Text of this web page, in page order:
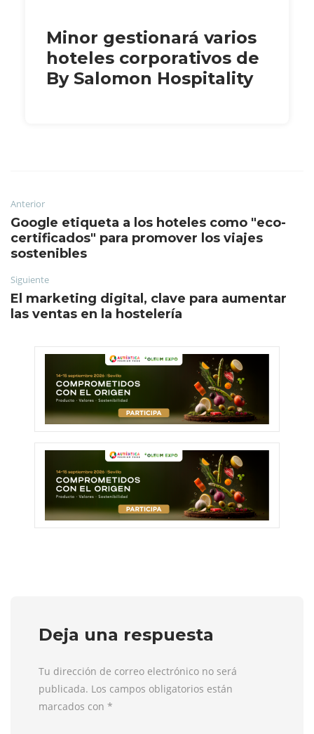
Minor gestionará varios
hoteles corporativos de
By Salomon Hospitality
Anterior
Google etiqueta a los hoteles como "eco-
certificados" para promover los viajes
sostenibles
Siguiente
El marketing digital, clave para aumentar
las ventas en la hostelería
Deja una respuesta
Tu dirección de correo electrónico no será
publicada. Los campos obligatorios están
marcados con *